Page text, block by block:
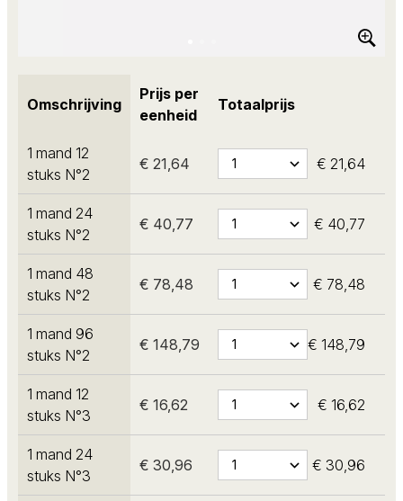
Omschrijving
Prijs per
eenheid
Totaalprijs
1 mand 12
stuks N°2
€ 21,64 € 21,64
1 mand 24
stuks N°2
€ 40,77 € 40,77
1 mand 48
stuks N°2
€ 78,48 € 78,48
1 mand 96
stuks N°2
€ 148,79 € 148,79
1 mand 12
stuks N°3
€ 16,62 € 16,62
1 mand 24
stuks N°3
€ 30,96 € 30,96